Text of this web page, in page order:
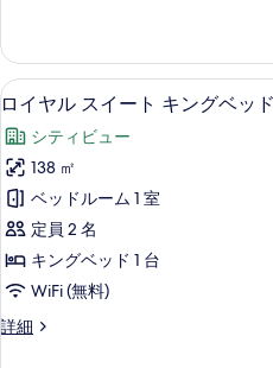
写
真
を
表
示
す
る
ン
グ
ベ
ッ
ド
台
の
す
べ
ム
ス
イ
ト
キ
ン
グ
ベ
ッ
ド
の
ロ
イ
ヤ
ル
ス
イ
ー
ト
キ
9
ロイヤル スイート キングベッ
シティビュー
138 ㎡
ベッドルーム 1 室
定員 2 名
キングベッド 1 台
WiFi (無料)
詳細
ロ